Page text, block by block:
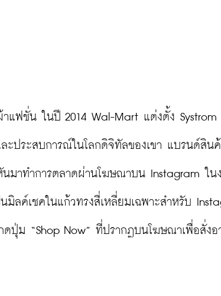
าแฟชั่น ในปี 2014 Wal-Mart แต่งตั้ง
ะประสบการณ์ในโลกดิจิทัลของเขา แบรนด์สิน
มาทำการตลาดผ่านโฆษณาบน Instagram ใน
ลค์เชคในแก้วทรงสี่เหลี่ยมเฉพาะสำหรับ
ปุ่ม “Shop Now” ที่ปรากฏบนโฆษณาเพื่อสั่งอ